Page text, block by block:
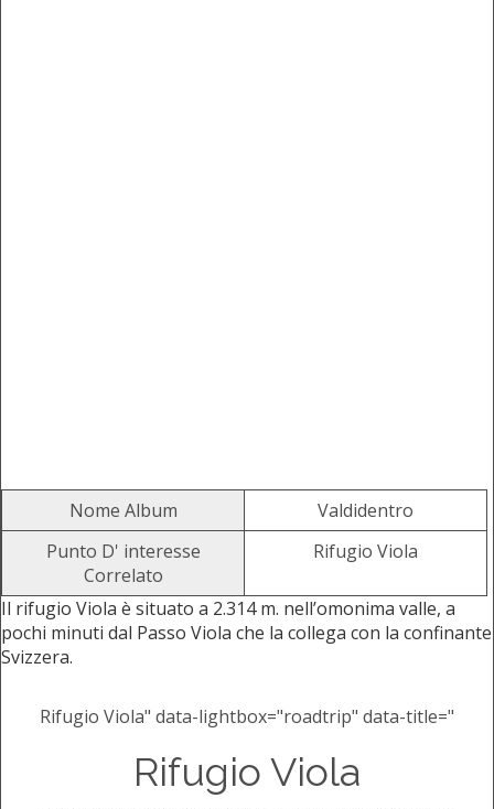
Nome Album
Valdidentro
Punto D' interesse
Correlato
Rifugio Viola
Il rifugio Viola è situato a 2.314 m. nell’omonima valle, a
pochi minuti dal Passo Viola che la collega con la confinante
Svizzera.
Rifugio Viola" data-lightbox="roadtrip" data-title="
Rifugio Viola